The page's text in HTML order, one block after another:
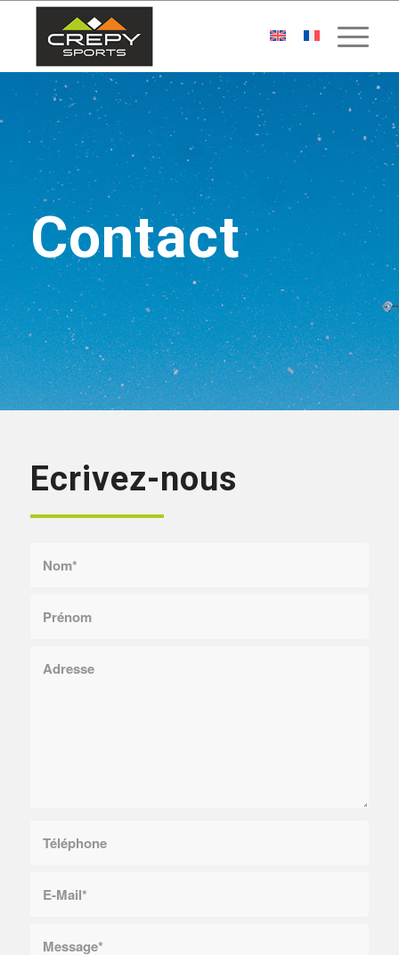
Contact
Ecrivez-nous